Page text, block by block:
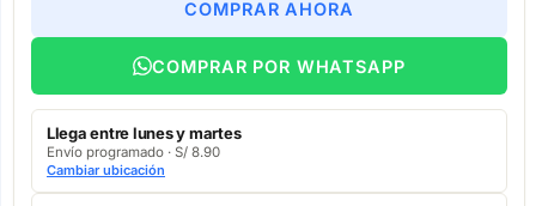
COMPRAR AHORA
COMPRAR POR WHATSAPP
Llega entre lunes y martes
Envío programado · S/ 8.90
Cambiar ubicación